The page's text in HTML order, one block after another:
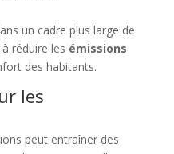
un cadre plus large de
réduire les émissions
des habitants.
les
peut entraîner des